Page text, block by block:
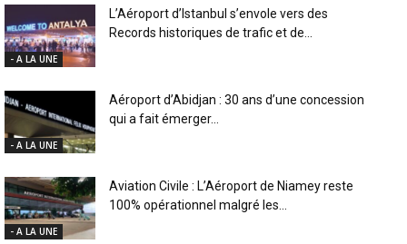
- A LA UNE
L’Aéroport d’Istanbul s’envole vers des
Records historiques de trafic et de...
- A LA UNE
Aéroport d’Abidjan : 30 ans d’une concession
qui a fait émerger...
- A LA UNE
Aviation Civile : L’Aéroport de Niamey reste
100% opérationnel malgré les...